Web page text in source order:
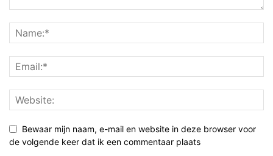
Bewaar mijn naam, e-mail en website in deze browser voor
de volgende keer dat ik een commentaar plaats